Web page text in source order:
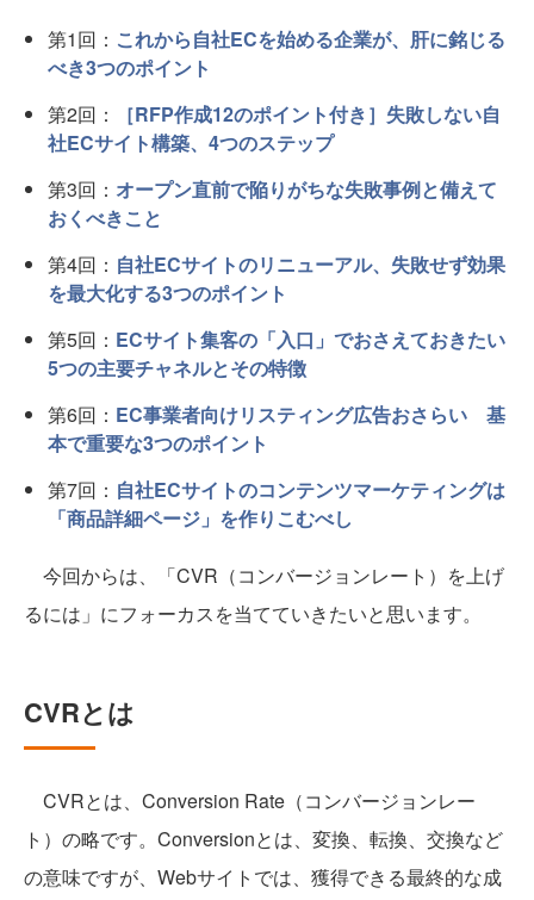
第1回： これから自社ECを始める企業が、肝に銘じる
べき3つのポイント
第2回：
［RFP作成12のポイント付き］失敗しない自
社ECサイト構築、4つのステップ
第3回： オープン直前で陥りがちな失敗事例と備えて
おくべきこと
第4回： 自社ECサイトのリニューアル、失敗せず効果
を最大化する3つのポイント
第5回： ECサイト集客の「入口」でおさえておきたい
5つの主要チャネルとその特徴
第6回： EC事業者向けリスティング広告おさらい 基
本で重要な3つのポイント
第7回： 自社ECサイトのコンテンツマーケティングは
「商品詳細ページ」を作りこむべし
今回からは、「CVR（コンバージョンレート）を上げ
るには」にフォーカスを当てていきたいと思います。
CVRとは
CVRとは、Conversion Rate（コンバージョンレー
ト）の略です。Conversionとは、変換、転換、交換など
の意味ですが、Webサイトでは、獲得できる最終的な成